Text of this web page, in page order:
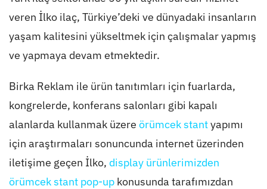
veren İlko ilaç, Türkiye’deki ve dünyadaki insanların
yaşam kalitesini yükseltmek için çalışmalar yapmış
ve yapmaya devam etmektedir.
Birka Reklam ile ürün tanıtımları için fuarlarda,
kongrelerde, konferans salonları gibi kapalı
alanlarda kullanmak üzere örümcek stantyapımı
için araştırmaları sonuncunda internet üzerinden
iletişime geçen İlko, display ürünlerimizden
örümcek stant pop-upkonusunda tarafımızdan